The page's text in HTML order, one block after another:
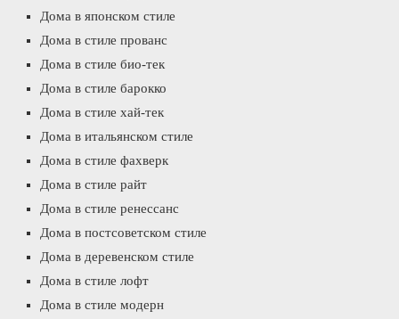
Дома в японском стиле
Дома в стиле прованс
Дома в стиле био-тек
Дома в стиле барокко
Дома в стиле хай-тек
Дома в итальянском стиле
Дома в стиле фахверк
Дома в стиле райт
Дома в стиле ренессанс
Дома в постсоветском стиле
Дома в деревенском стиле
Дома в стиле лофт
Дома в стиле модерн